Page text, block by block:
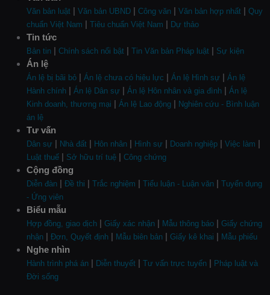
Văn bản luật | Văn bản UBND | Công văn | Văn bản hợp nhất | Quy
chuẩn Việt Nam | Tiêu chuẩn Việt Nam | Dự thảo
Tin tức
Bản tin | Chính sách nổi bật | Tin Văn bản Pháp luật | Sự kiện
Án lệ
Án lệ bị bãi bỏ | Án lệ chưa có hiệu lực | Án lệ Hình sự | Án lệ
Hành chính | Án lệ Dân sự | Án lệ Hôn nhân và gia đình | Án lệ
Kinh doanh, thương mại | Án lệ Lao động | Nghiên cứu - Bình luận
án lệ
Tư vấn
Dân sự | Nhà đất | Hôn nhân | Hình sự | Doanh nghiệp | Việc làm |
Luật thuế | Sở hữu trí tuệ | Công chứng
Cộng đồng
Diễn đàn | Đề thi | Trắc nghiệm | Tiểu luận - Luận văn | Tuyển dụng
- Ứng viên
Biểu mẫu
Hợp đồng, giao dịch | Giấy xác nhận | Mẫu thông báo | Giấy chứng
nhận | Đơn, Quyết định | Mẫu biên bản | Giấy kê khai | Mẫu phiếu
Nghe nhìn
Hành trình phá án | Diễn thuyết | Tư vấn trực tuyến | Pháp luật và
Đời sống